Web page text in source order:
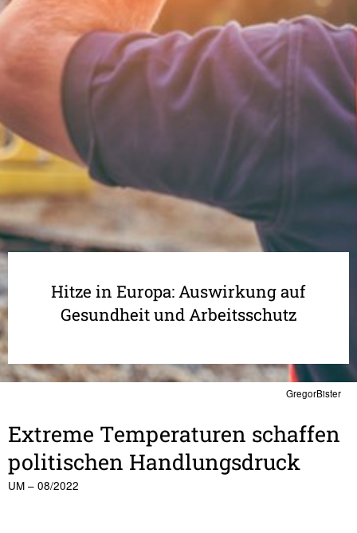
GregorBister
Hitze in Europa: Auswirkung auf
Gesundheit und Arbeitsschutz
Extreme Tempe­ra­turen schaffen
poli­ti­schen Hand­lungs­druck
UM – 08/2022